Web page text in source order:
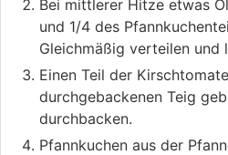
Bei mittlerer Hitze etwas
und 1/4 des
Gleichmäßig verteilen und
Einen Teil der
durchgebackenen Teig
durchbacken.
Pfannkuchen aus der